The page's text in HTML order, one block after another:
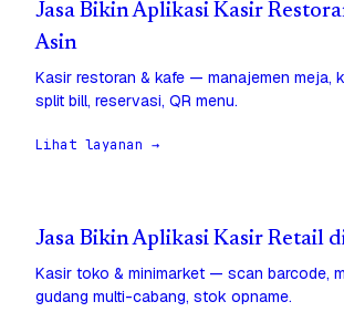
Jasa Bikin Aplikasi Kasir
Asin
Kasir restoran & kafe — manajemen meja,
split bill, reservasi, QR menu.
Lihat layanan →
Jasa Bikin Aplikasi Kasir Retail
Kasir toko & minimarket — scan barcode,
gudang multi-cabang, stok opname.